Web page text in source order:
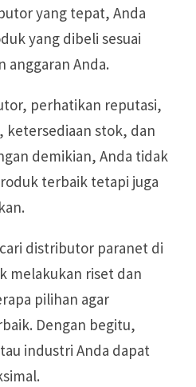
yang tepat, Anda
yang dibeli sesuai
anggaran Anda.
perhatikan reputasi,
ketersediaan stok, dan
demikian, Anda tidak
terbaik tetapi juga
distributor paranet di
melakukan riset dan
pilihan agar
Dengan begitu,
industri Anda dapat